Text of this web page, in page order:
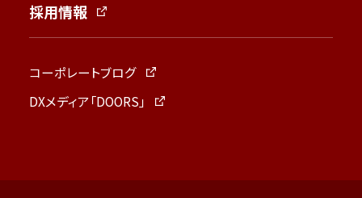
採用情報
コーポレートブログ
DXメディア「DOORS」